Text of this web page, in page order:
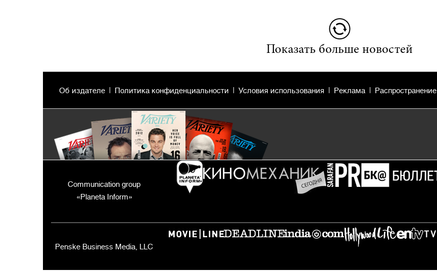
Показать больше новостей
Об издателе Политика конфиденциальности Условия использования Реклама Распространение
Communication group
«Planeta Inform»
Penske Business Media, LLC